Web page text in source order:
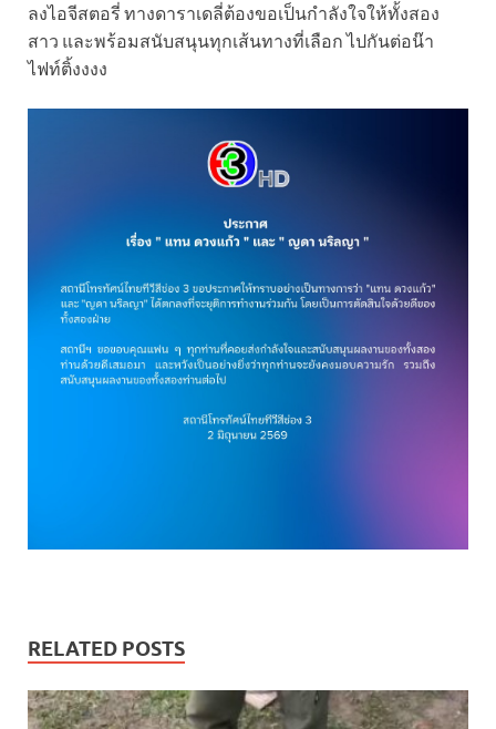
ลงไอจีสตอรี่ ทางดาราเดลี่ต้องขอเป็นกำลังใจให้ทั้งสอง
สาว และพร้อมสนับสนุนทุกเส้นทางที่เลือก ไปกันต่อน๊า
ไฟท์ติ้งงงง
RELATED POSTS